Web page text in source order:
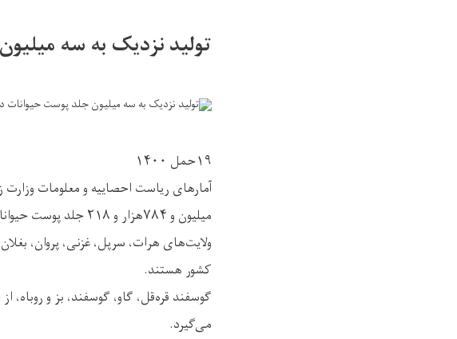
تولید نزدیک به سه
۱۹حمل ۱۴۰۰
میلیون و ۷۸۴هزار و ۲۱۸ جلد پوست حیوانات مختلف در سراسر کشور تولید شده است.
ولایت‌های هرات، سرپل، غزنی، پروان،
کشور هستند.
گوسفند قره‌قل، گاو، گوسفند، بز و
می‌گیرد.